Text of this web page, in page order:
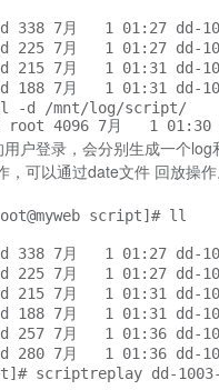
7月   1 01:27 dd-
7月   1 01:27 dd-
7月   1 01:31 dd-
7月   1 01:31 dd-
ll -d /mnt/log/script/
root 4096 7月   1
户登录，会分别生成一个log
，可以通过date文件 回放操
script]# ll
7月   1 01:27 dd-
7月   1 01:27 dd-
7月   1 01:31 dd-
7月   1 01:31 dd-
7月   1 01:36 dd-
7月   1 01:36 dd-
scriptreplay dd-